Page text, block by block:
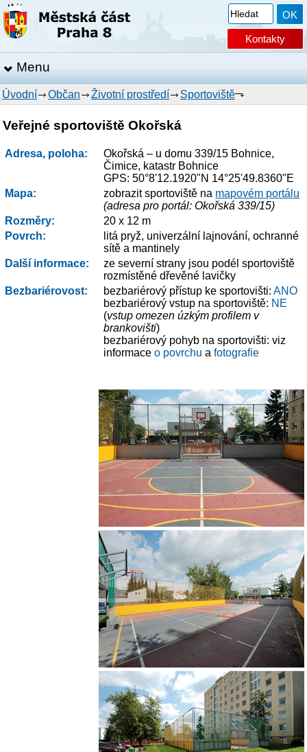
Kontakty
Menu
Úvodní Občan Životní prostředí Sportoviště
Veřejné sportoviště Okořská
Adresa, poloha:
Okořská – u domu 339/15 Bohnice,
Čimice, katastr Bohnice
GPS: 50°8'12.1920"N 14°25'49.8360"E
Mapa:
zobrazit sportoviště na mapovém portálu
(adresa pro portál: Okořská 339/15)
Rozměry:
20 x 12 m
Povrch:
litá pryž, univerzální lajnování, ochranné
sítě a mantinely
Další informace:
ze severní strany jsou podél sportoviště
rozmístěné dřevěné lavičky
Bezbariérovost:
bezbariérový přístup ke sportovišti:ANO
bezbariérový vstup na sportoviště: NE
(vstup omezen úzkým profilem v
brankovišti)
bezbariérový pohyb na sportovišti: viz
informaceo povrchu afotografie